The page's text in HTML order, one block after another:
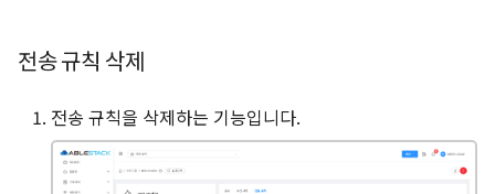
전송 규칙 삭제
전송 규칙을 삭제하는 기능입니다.